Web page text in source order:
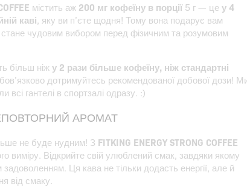
містить аж 200 мг кофеїну в порції 5 г — цеу 4
каві, яку ви п’єте щодня! Тому вона подарує вам
чудовим вибором перед фізичним та розумовим
більш ніжу 2 рази більше кофеїну, ніж стандартні
дотримуйтесь рекомендованої добової дози!
гантелі в спортзалі одразу. :)
АРОМАТ
не буде нудним! З FITKING ENERGY STRONG COFFEE
виміру. Відкрийте свій улюблений смак, завдяки якому
Ця кава не тільки додасть енергії, але й
від смаку.